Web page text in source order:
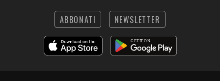
ABBONATI NEWSLETTER